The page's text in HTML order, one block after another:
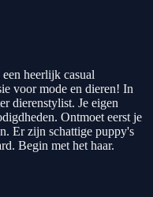
heerlijk casual
voor mode en dieren! In
dierenstylist. Je eigen
Ontmoet eerst je
Er zijn schattige puppy's
Begin met het haar.